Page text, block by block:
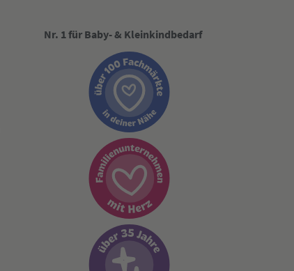
Nr. 1 für Baby- & Kleinkindbedarf